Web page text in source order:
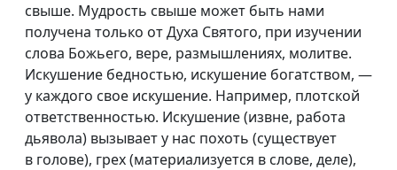
свыше. Мудрость свыше может быть нами
получена только от Духа Святого, при изучении
слова Божьего, вере, размышлениях, молитве.
Искушение бедностью, искушение богатством, —
у каждого свое искушение. Например, плотской
ответственностью. Искушение (извне, работа
дьявола) вызывает у нас похоть (существует
в голове), грех (материализуется в слове, деле),